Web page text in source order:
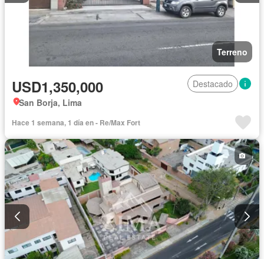
Terreno
USD1,350,000
Destacado
San Borja, Lima
Hace 1 semana, 1 día en - Re/Max Fort